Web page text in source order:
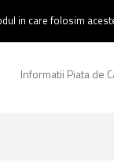
Informatii Piata de
in care folosim